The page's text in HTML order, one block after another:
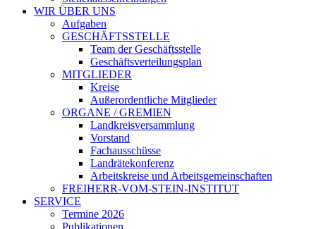
WIR ÜBER UNS
Aufgaben
GESCHÄFTSSTELLE
Team der Geschäftsstelle
Geschäftsverteilungsplan
MITGLIEDER
Kreise
Außerordentliche Mitglieder
ORGANE / GREMIEN
Landkreisversammlung
Vorstand
Fachausschüsse
Landrätekonferenz
Arbeitskreise und Arbeitsgemeinschaften
FREIHERR-VOM-STEIN-INSTITUT
SERVICE
Termine 2026
Publikationen